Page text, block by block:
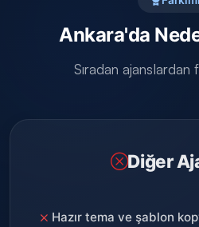
Ankara'da
Sıradan ajanslardan
Diğer
Hazır tema ve şablon